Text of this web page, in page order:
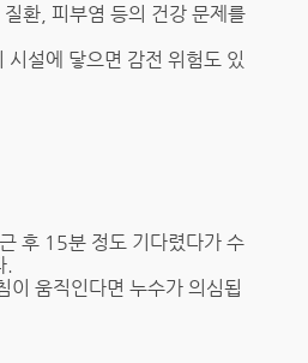
환, 피부염 등의 건강 문제를
시설에 닿으면 감전 위험도 있
후 15분 정도 기다렸다가 수
이 움직인다면 누수가 의심됩